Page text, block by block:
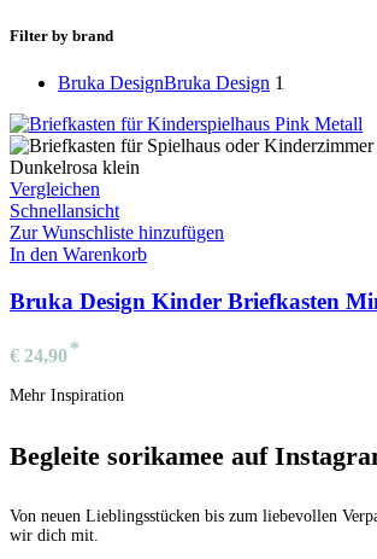
Filter by brand
Bruka DesignBruka Design 1
Vergleichen
Schnellansicht
Zur Wunschliste hinzufügen
In den Warenkorb
Bruka Design Kinder Briefkasten
€ 24,90
Mehr Inspiration
Begleite sorikamee auf
Von neuen Lieblingsstücken bis zum liebevollen
wir dich mit.